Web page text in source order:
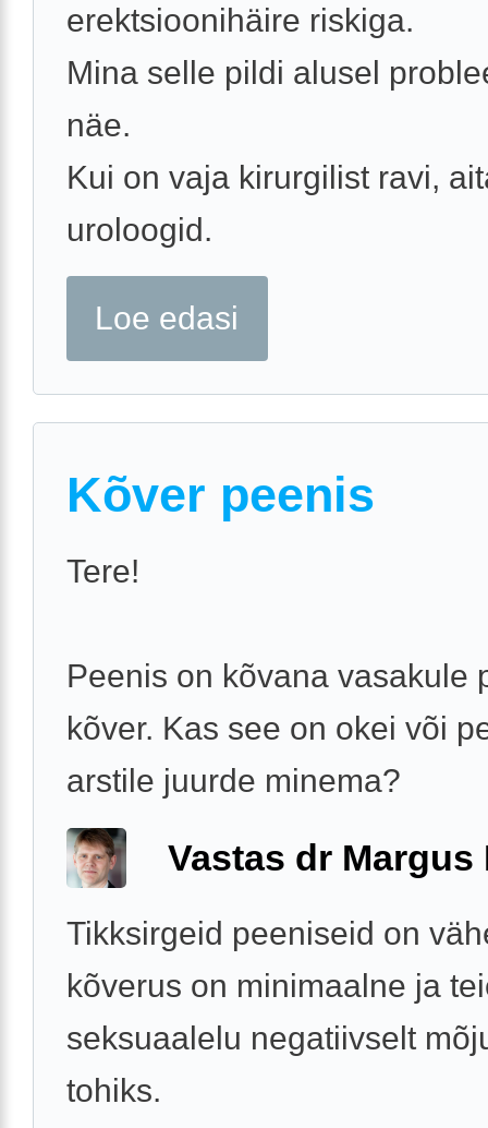
erektsioonihäire riskiga.
Mina selle pildi alusel
näe.
Kui on vaja kirurgilist ravi,
uroloogid.
Loe edasi
Kõver peenis
Tere!
Peenis on kõvana vasakule
kõver. Kas see on okei või
arstile juurde minema?
Vastas dr Margus
Tikksirgeid peeniseid on
kõverus on minimaalne ja
seksuaalelu negatiivselt
tohiks.